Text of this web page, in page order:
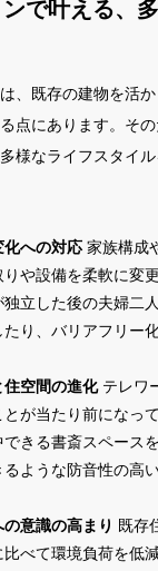
で叶える、
、既存の建物を活
点にあります。そ
様なライフスタイ
化への対応 家族構成
や設備を柔軟に変
立した後の夫婦二
り、バリアフリー
住空間の進化テレワ
とが当たり前になっ
きる書斎スペース
ような防音性の高
意識の高まり 既存
比べて環境負荷を低